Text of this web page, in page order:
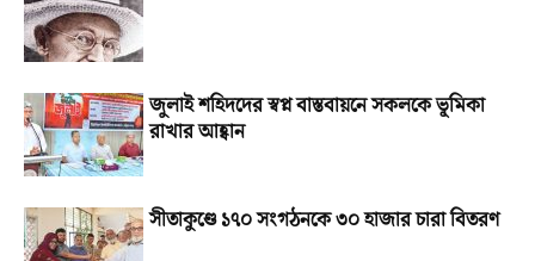
জুলাই শহিদদের স্বপ্ন বাস্তবায়নে সকলকে ভূমিকা
রাখার আহ্বান
সীতাকুণ্ডে ১৭০ সংগঠনকে ৩০ হাজার চারা বিতরণ